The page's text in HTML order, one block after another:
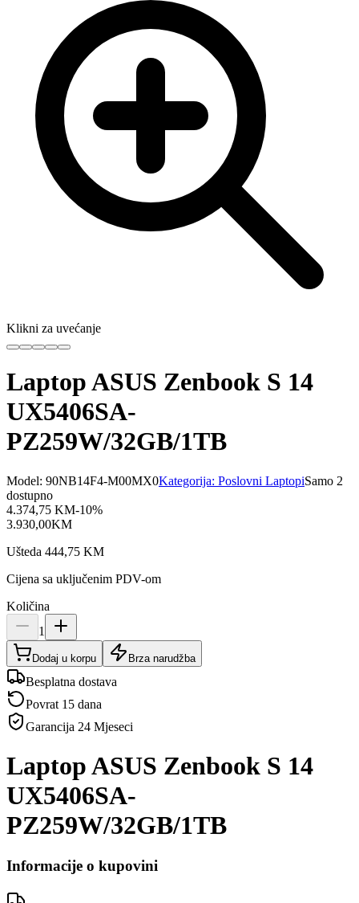
Klikni za uvećanje
Laptop ASUS Zenbook S 14
UX5406SA-
PZ259W/32GB/1TB
Model: 90NB14F4-M00MX0Kategorija: Poslovni LaptopiSamo 2
dostupno
4.374,75 KM-10%
3.930,00KM
Ušteda 444,75 KM
Cijena sa uključenim PDV-om
Količina
1
Dodaj u korpu Brza narudžba
Besplatna dostava
Povrat 15 dana
Garancija 24 Mjeseci
Laptop ASUS Zenbook S 14
UX5406SA-
PZ259W/32GB/1TB
Informacije o kupovini